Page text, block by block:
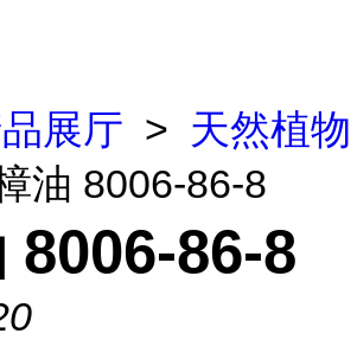
展厅 > 天然植物
油 8006-86-8
8006-86-8